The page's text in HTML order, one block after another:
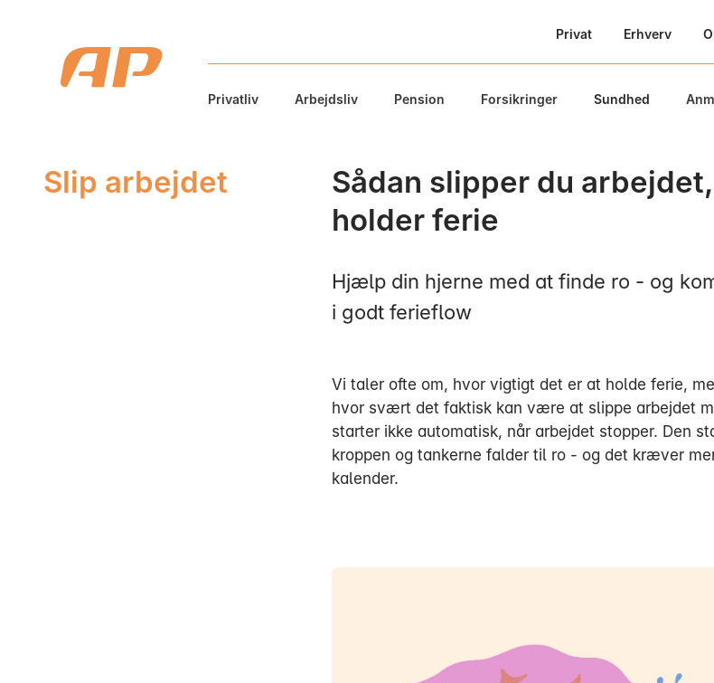
Privat Erhverv
Privatliv Arbejdsliv Pension Forsikringer Sundhed
Slip arbejdet
Sådan slipper du
holder ferie
Hjælp din hjerne med at finde ro - og
i godt ferieflow
Vi taler ofte om, hvor vigtigt det er at holde ferie,
hvor svært det faktisk kan være at slippe arbejdet
starter ikke automatisk, når arbejdet stopper. Den
kroppen og tankerne falder til ro - og det kræver
kalender.